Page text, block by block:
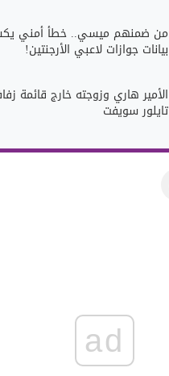
من ضمنهم ميسي.. خطأ أمني
بيانات جوازات لاعبي الأرجنتين!
الأمير هاري وزوجته خارج قائمة
تايلور سويفت
ad